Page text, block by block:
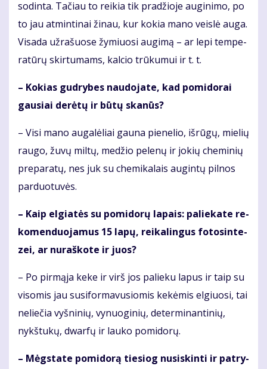
so­din­ta. Ta­čiau to rei­kia tik pra­džio­je au­gi­ni­mo, po
to jau at­min­ti­nai ži­nau, kur ko­kia ma­no veis­lė au­ga.
Vi­sa­da už­ra­šuo­se žy­miuo­si au­gi­mą – ar le­pi tem­pe­
ra­tū­rų skir­tu­mams, kal­cio trū­ku­mui ir t. t.
– Ko­kias gud­ry­bes nau­do­ja­te, kad po­mi­do­rai
gau­siai de­rė­tų ir bū­tų ska­nūs?
– Vi­si ma­no au­ga­lė­liai gau­na pie­ne­lio, iš­rū­gų, mie­lių
rau­go, žu­vų mil­tų, me­džio pe­le­nų ir jo­kių che­mi­nių
pre­pa­ra­tų, nes juk su che­mi­ka­lais au­gin­tų pil­nos
par­duo­tu­vės.
– Kaip el­gia­tės su po­mi­do­rų la­pais: pa­lie­ka­te re­
ko­men­duo­ja­mus 15 la­pų, rei­ka­lin­gus fo­to­sin­te­
zei, ar nu­raš­ko­te ir juos?
– Po pir­mą­ja ke­ke ir virš jos pa­lie­ku la­pus ir taip su
vi­so­mis jau su­si­for­ma­vu­sio­mis ke­kė­mis el­giuo­si, tai
ne­lie­čia vyš­ni­nių, vy­nuo­gi­nių, de­ter­mi­nan­ti­nių,
nykš­tu­kų, dwar­fų ir lau­ko po­mi­do­rų.
– Mėgs­ta­te po­mi­do­rą tie­siog nu­si­skin­ti ir pa­try­